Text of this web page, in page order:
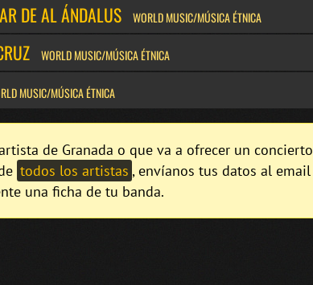
DE AL ÁNDALUS WORLD MUSIC/MÚSICA ÉTNICA
WORLD MUSIC/MÚSICA ÉTNICA
MUSIC/MÚSICA ÉTNICA
de Granada o que va a ofrecer un
todos los artistas , envíanos tus datos al email
una ficha de tu banda.